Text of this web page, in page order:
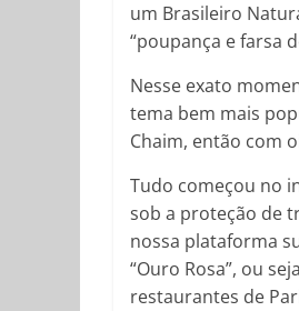
um Brasileiro
“poupança e farsa
Nesse exato
tema bem mais
Chaim, então com
Tudo começou no
sob a proteção de
nossa plataforma
“Ouro Rosa”, ou
restaurantes de